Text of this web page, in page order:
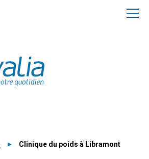
Clinique du poids à Libramont